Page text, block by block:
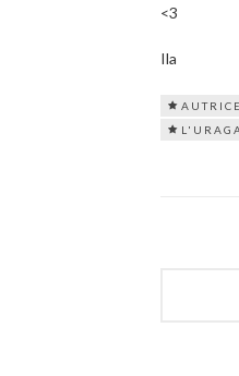
<3
Ila
AUTRICE